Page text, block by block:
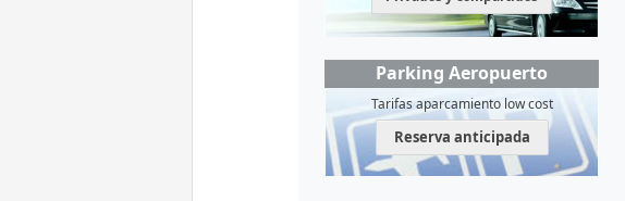
Parking Aeropuerto
Tarifas aparcamiento low cost
Reserva anticipada